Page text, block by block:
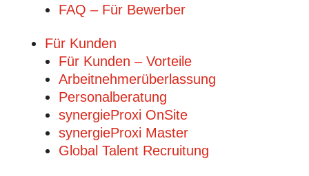
FAQ – Für Bewerber
Für Kunden
Für Kunden – Vorteile
Arbeitnehmerüberlassung
Personalberatung
synergieProxi OnSite
synergieProxi Master
Global Talent Recruitung